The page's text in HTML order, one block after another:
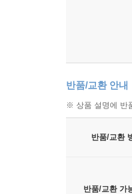
반품/교환 안내
※ 상품 설명에 반
반품/교환
반품/교환 가